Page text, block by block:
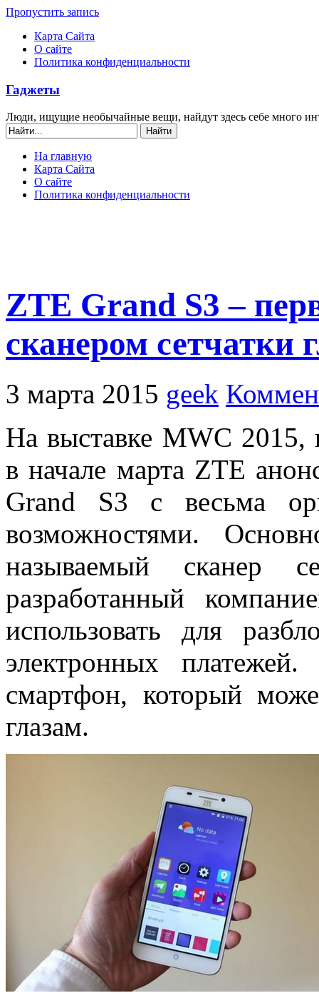
Пропустить запись
Карта Сайта
О сайте
Политика конфиденциальности
Гаджеты
Люди, ищущие необычайные вещи, найдут здесь себе много
На главную
Карта Сайта
О сайте
Политика конфиденциальности
ZTE Grand S3 –
сканером сетчатки
3 марта 2015 geek
На выставке MWC 2015,
в начале марта ZTE
Grand S3 с весьма
возможностями.
называемый сканер
разработанный
использовать для
электронных
смартфон, который
глазам.